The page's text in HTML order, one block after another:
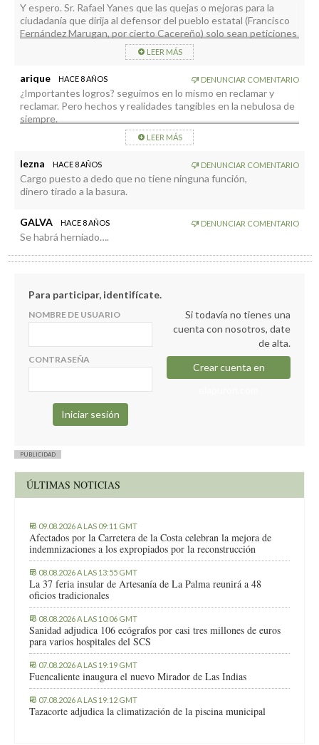
Y espero. Sr. Rafael Yanes que las quejas o mejoras para la
ciudadanía que dirija al defensor del pueblo estatal (Francisco
Fernández Marugan, por cierto Cacereño) solo sean peticiones
en las que la comunidad Canaria no tenga competencias, de lo
contrario nos haría quedar como ineptos a todos.
nuestra tierra.
LEER MÁS
arique HACE 8 AÑOS DENUNCIAR COMENTARIO
¿Importantes logros? seguimos en lo mismo en reclamar y
reclamar. Pero hechos y realidades tangibles en la nebulosa de
siempre.
De momento un tiempo de cortesía.
en la realidad y no en lo virtual.
LEER MÁS
lezna HACE 8 AÑOS DENUNCIAR COMENTARIO
Cargo puesto a dedo que no tiene ninguna función,
dinero tirado a la basura.
GALVA HACE 8 AÑOS DENUNCIAR COMENTARIO
Se habrá herniado….
Para participar, identifícate.
NOMBRE DE USUARIO
CONTRASEÑA
Si todavía no tienes una
cuenta con nosotros, date
de alta.
Crear cuenta en
PUBLICIDAD
ÚLTIMAS NOTICIAS
09.08.2026 A LAS 09:11 GMT
Afectados por la Carretera de la Costa celebran la mejora de
indemnizaciones a los expropiados por la reconstrucción
08.08.2026 A LAS 13:55 GMT
La 37 feria insular de Artesanía de La Palma reunirá a 48
oficios tradicionales
08.08.2026 A LAS 10:06 GMT
Sanidad adjudica 106 ecógrafos por casi tres millones de euros
para varios hospitales del SCS
07.08.2026 A LAS 19:19 GMT
Fuencaliente inaugura el nuevo Mirador de Las Indias
07.08.2026 A LAS 19:12 GMT
Tazacorte adjudica la climatización de la piscina municipal